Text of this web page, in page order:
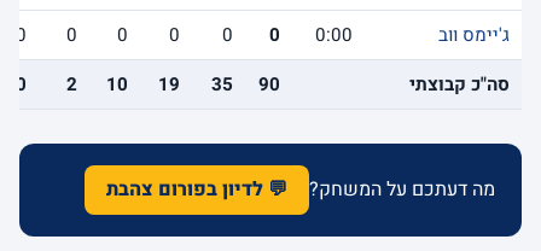
ג'יימס ווב
0:00
0
0
0
0
0
0
סה"כ קבוצתי
90
35
19
10
2
10
מה דעתכם על המשחק? 💬 לדיון בפורום צהבת